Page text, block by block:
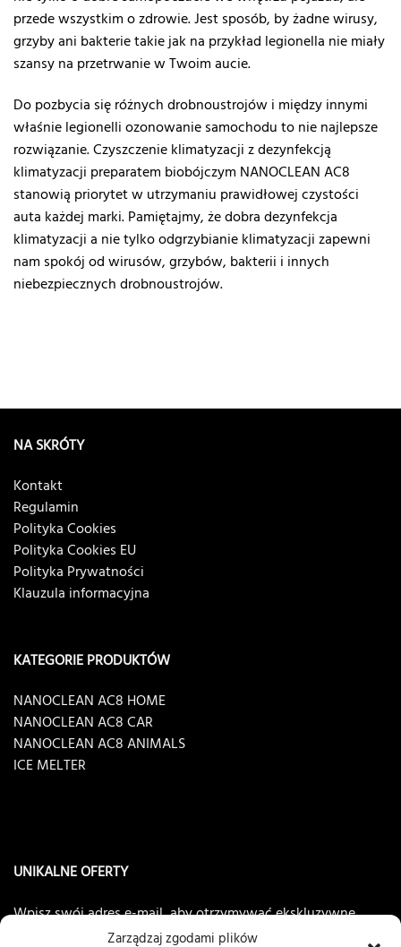
Zarządzaj zgodami plików
przede wszystkim o zdrowie. Jest sposób, by żadne wirusy,
grzyby ani bakterie takie jak na przykład legionella nie miały
szansy na przetrwanie w Twoim aucie.
Do pozbycia się różnych drobnoustrojów i między innymi
właśnie legionelli ozonowanie samochodu to nie najlepsze
rozwiązanie.Czyszczenie klimatyzacjiz dezynfekcją
klimatyzacji preparatem biobójczym NANOCLEAN AC8
stanowią priorytet w utrzymaniu prawidłowej czystości
auta każdej marki. Pamiętajmy, że dobra dezynfekcja
klimatyzacji a nie tylko odgrzybianie klimatyzacji zapewni
nam spokój od wirusów, grzybów, bakterii i innych
niebezpiecznych drobnoustrojów.
NA SKRÓTY
Kontakt
Regulamin
Polityka Cookies
Polityka Cookies EU
Polityka Prywatności
Klauzula informacyjna
KATEGORIE PRODUKTÓW
NANOCLEAN AC8 HOME
NANOCLEAN AC8 CAR
NANOCLEAN AC8 ANIMALS
ICE MELTER
UNIKALNE OFERTY
Wpisz swój adres e-mail, aby otrzymywać ekskluzywne
NANOCLEAN®AC8